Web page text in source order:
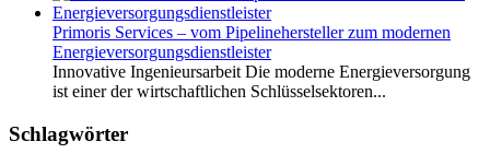
Primoris Services – vom Pipelinehersteller zum modernen
Energieversorgungsdienstleister
Innovative Ingenieursarbeit Die moderne Energieversorgung
ist einer der wirtschaftlichen Schlüsselsektoren...
Schlagwörter